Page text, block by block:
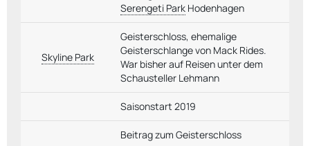
Serengeti Park Hodenhagen
Skyline Park
Geisterschloss, ehemalige
Geisterschlange von Mack Rides.
War bisher auf Reisen unter dem
Schausteller Lehmann
Saisonstart 2019
Beitrag zum Geisterschloss